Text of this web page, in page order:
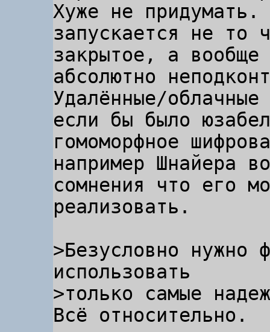
Хуже не
запускается не то
закрытое, а
абсолютно
Удалённые/
если бы было
гомоморфное
например Шнайера
сомнения что его
реализовать.
>Безусловно нужно
использовать
Всё относительно.